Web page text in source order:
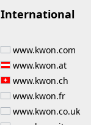
International
www.kwon.com
www.kwon.at
www.kwon.ch
www.kwon.fr
www.kwon.co.uk